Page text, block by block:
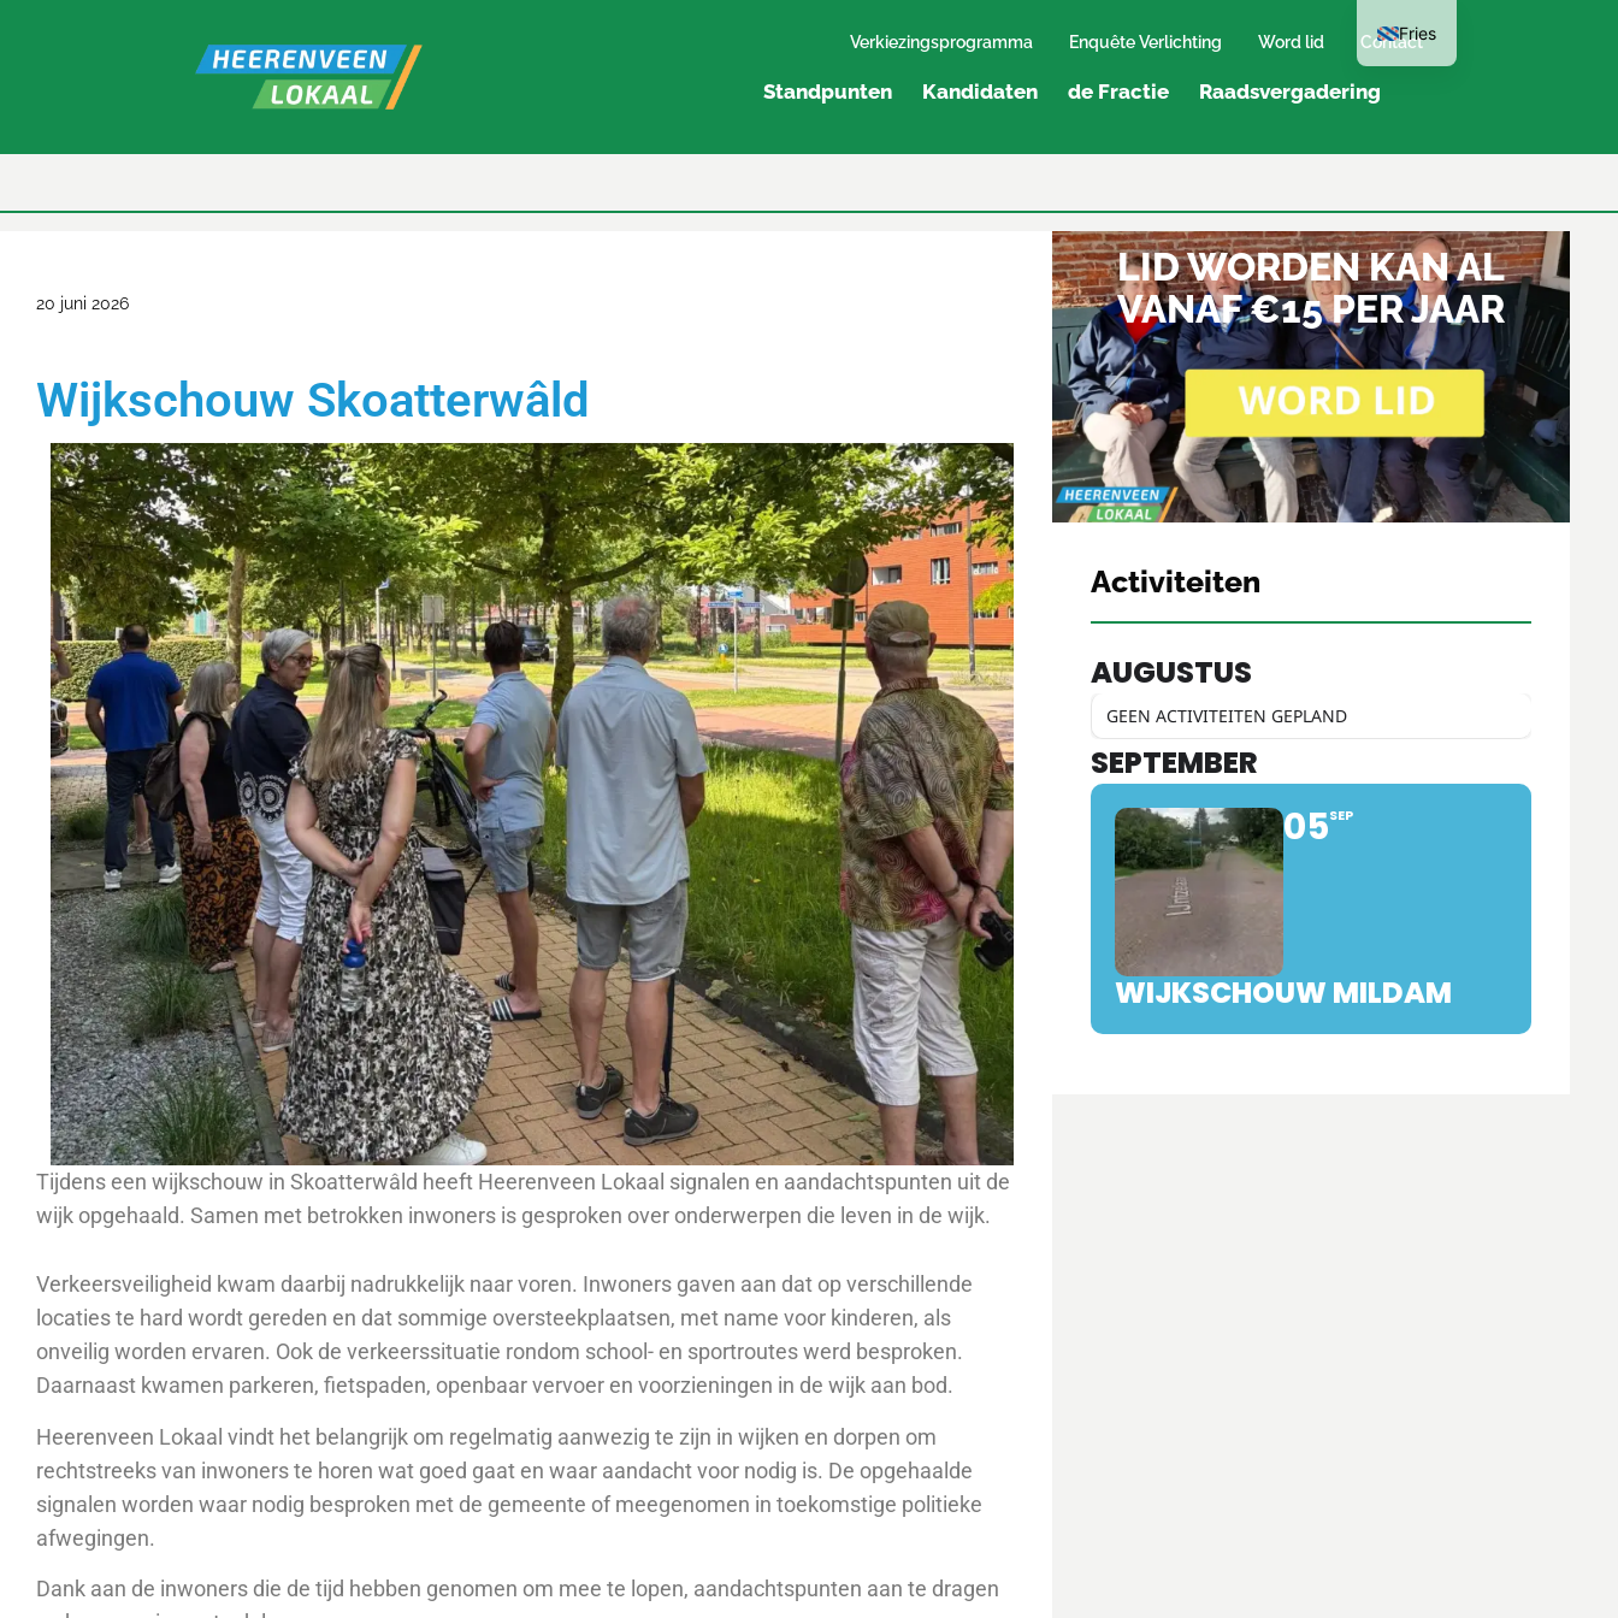
Verkiezingsprogramma Enquête Verlichting Word lid Contact
Standpunten Kandidaten de Fractie Raadsvergadering
20 juni 2026
Wijkschouw Skoatterwâld
Tijdens een wijkschouw in Skoatterwâld heeft Heerenveen Lokaal signalen en aandachtspunten uit de
wijk opgehaald. Samen met betrokken inwoners is gesproken over onderwerpen die leven in de wijk.
Verkeersveiligheid kwam daarbij nadrukkelijk naar voren. Inwoners gaven aan dat op verschillende
locaties te hard wordt gereden en dat sommige oversteekplaatsen, met name voor kinderen, als
onveilig worden ervaren. Ook de verkeerssituatie rondom school- en sportroutes werd besproken.
Daarnaast kwamen parkeren, fietspaden, openbaar vervoer en voorzieningen in de wijk aan bod.
Heerenveen Lokaal vindt het belangrijk om regelmatig aanwezig te zijn in wijken en dorpen om
rechtstreeks van inwoners te horen wat goed gaat en waar aandacht voor nodig is. De opgehaalde
signalen worden waar nodig besproken met de gemeente of meegenomen in toekomstige politieke
afwegingen.
Dank aan de inwoners die de tijd hebben genomen om mee te lopen, aandachtspunten aan te dragen
LID WORDEN KAN AL
VANAF €15 PER JAAR
Activiteiten
AUGUSTUS
GEEN ACTIVITEITEN GEPLAND
SEPTEMBER
05SEP
WIJKSCHOUW MILDAM
Fries